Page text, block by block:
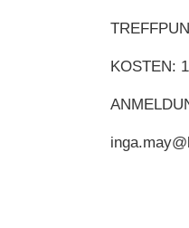
KOSTEN: